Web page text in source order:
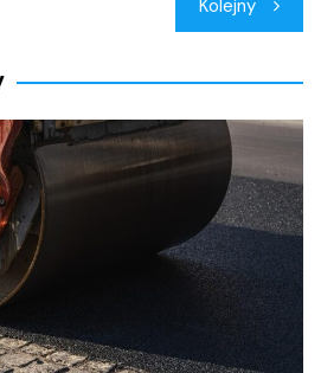
Kolejny